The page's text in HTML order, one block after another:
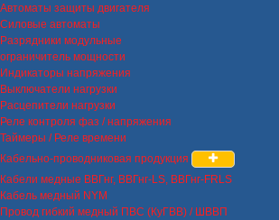
Автоматы защиты двигателя
Силовые автоматы
Разрядники модульные
ограничитель мощности
Индикаторы напряжения
Выключатели нагрузки
Расцепители нагрузки
Реле контроля фаз / напряжения
Таймеры / Реле времени
Кабельно-проводниковая продукция
Кабели медные ВВГнг, ВВГнг-LS, ВВГнг-FRLS
Кабель медный NYM
Провод гибкий медный ПВС (КуГВВ) / ШВВП